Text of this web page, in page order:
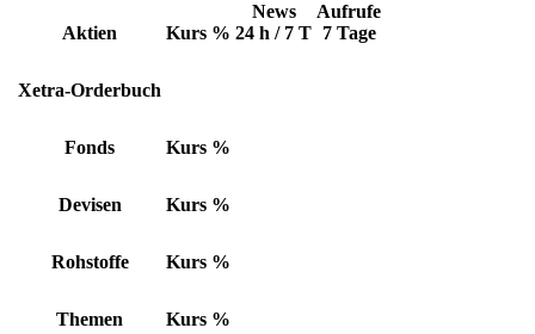
Aktien Kurs %
News
24 h / 7 T
Aufrufe
7 Tage
Xetra-Orderbuch
Fonds Kurs %
Devisen Kurs %
Rohstoffe Kurs %
Themen Kurs %